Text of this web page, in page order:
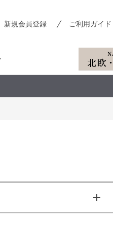
新規会員登録 ご利用ガイド